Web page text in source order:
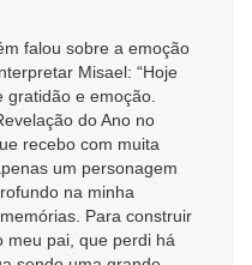
falou sobre a emoção
Misael: “Hoje
e emoção.
do Ano no
recebo com muita
um personagem
na minha
Para construir
meu pai, que perdi há